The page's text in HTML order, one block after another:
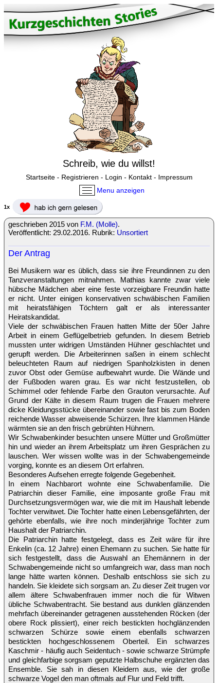
Schreib, wie du willst!
Startseite- Registrieren - Login - Kontakt- Impressum
Menu anzeigen
1x
geschrieben 2015 von F.M. (Molle).
Veröffentlicht: 29.02.2016. Rubrik: Unsortiert
Der Antrag
Bei Musikern war es üblich, dass sie ihre Freundinnen zu den
Tanzveranstaltungen mitnahmen. Mathias kannte zwar viele
hübsche Mädchen aber eine feste vorzeigbare Freundin hatte
er nicht. Unter einigen konservativen schwäbischen Familien
mit heiratsfähigen Töchtern galt er als interessanter
Heiratskandidat.
Viele der schwäbischen Frauen hatten Mitte der 50er Jahre
Arbeit in einem Geflügelbetrieb gefunden. In diesem Betrieb
mussten unter widrigen Umständen Hühner geschlachtet und
gerupft werden. Die Arbeiterinnen saßen in einem schlecht
beleuchteten Raum auf niedrigen Spanholzkisten in denen
zuvor Obst oder Gemüse aufbewahrt wurde. Die Wände und
der Fußboden waren grau. Es war nicht festzustellen, ob
Schimmel oder fehlende Farbe den Grauton verursachte. Auf
Grund der Kälte in diesem Raum trugen die Frauen mehrere
dicke Kleidungsstücke übereinander sowie fast bis zum Boden
reichende Wasser abweisende Schürzen. Ihre klammen Hände
wärmten sie an den frisch gebrühten Hühnern.
Wir Schwabenkinder besuchten unsere Mütter und Großmütter
hin und wieder an ihrem Arbeitsplatz um ihren Gesprächen zu
lauschen. Wer wissen wollte was in der Schwabengemeinde
vorging, konnte es an diesem Ort erfahren.
Besonderes Aufsehen erregte folgende Gegebenheit.
In einem Nachbarort wohnte eine Schwabenfamilie. Die
Patriarchin dieser Familie, eine imposante große Frau mit
Durchsetzungsvermögen war, wie die mit im Haushalt lebende
Tochter verwitwet. Die Tochter hatte einen Lebensgefährten, der
gehörte ebenfalls, wie ihre noch minderjährige Tochter zum
Haushalt der Patriarchin.
Die Patriarchin hatte festgelegt, dass es Zeit wäre für ihre
Enkelin (ca. 12 Jahre) einen Ehemann zu suchen. Sie hatte für
sich festgestellt, dass die Auswahl an Ehemännern in der
Schwabengemeinde nicht so umfangreich war, dass man noch
lange hätte warten können. Deshalb entschloss sie sich zu
handeln. Sie kleidete sich sorgsam an. Zu dieser Zeit trugen vor
allem ältere Schwabenfrauen immer noch die für Witwen
übliche Schwabentracht. Sie bestand aus dunklen glänzenden
mehrfach übereinander getragenen ausstehenden Röcken (der
obere Rock plissiert), einer reich bestickten hochglänzenden
schwarzen Schürze sowie einem ebenfalls schwarzen
bestickten hochgeschlossenem Oberteil. Ein schwarzes
Kaschmir - häufig auch Seidentuch - sowie schwarze Strümpfe
und gleichfarbige sorgsam geputzte Halbschuhe ergänzten das
Ensemble. Sie sah in diesen Kleidern aus, wie der große
schwarze Vogel den man oftmals auf Flur und Feld trifft.